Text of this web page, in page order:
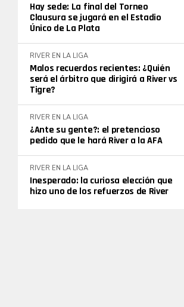
Hay sede: La final del Torneo
Clausura se jugará en el Estadio
Único de La Plata
RIVER EN LA LIGA
Malos recuerdos recientes: ¿Quién
será el árbitro que dirigirá a River vs
Tigre?
RIVER EN LA LIGA
¿Ante su gente?: el pretencioso
pedido que le hará River a la AFA
RIVER EN LA LIGA
Inesperado: la curiosa elección que
hizo uno de los refuerzos de River